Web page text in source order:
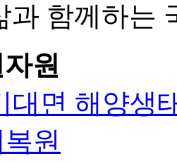
과 함께하는
원
대면 해양생
원